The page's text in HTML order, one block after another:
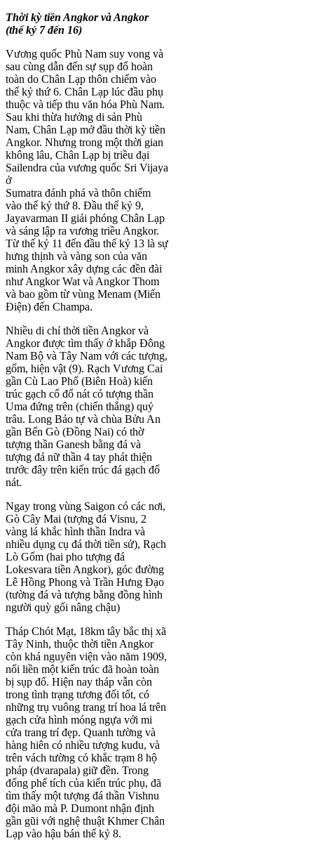
Thời kỳ tiền Angkor và Angkor
(thế kỷ 7 đến 16)
Vương quốc Phù Nam suy vong và
sau cùng dẫn đến sự sụp đổ hoàn
toàn do Chân Lạp thôn chiếm vào
thế kỷ thứ 6. Chân Lạp lúc đầu phụ
thuộc và tiếp thu văn hóa Phù Nam.
Sau khi thừa hưởng di sản Phù
Nam, Chân Lạp mở đầu thời kỳ tiền
Angkor. Nhưng trong một thời gian
không lâu, Chân Lạp bị triều đại
Sailendra của vương quốc Sri Vijaya
ở
Sumatra đánh phá và thôn chiếm
vào thế kỷ thứ 8. Đầu thế kỷ 9,
Jayavarman II giải phóng Chân Lạp
và sáng lập ra vương triều Angkor.
Từ thế kỷ 11 đến đầu thế kỷ 13 là sự
hưng thịnh và vàng son của văn
minh Angkor xây dựng các đền đài
như Angkor Wat và Angkor Thom
và bao gồm từ vùng Menam (Miến
Điện) đến Champa.
Nhiều di chỉ thời tiền Angkor và
Angkor được tìm thấy ở khắp Đông
Nam Bộ và Tây Nam với các tượng,
gốm, hiện vật (9). Rạch Vương Cai
gần Cù Lao Phố (Biên Hoà) kiến
trúc gạch cổ đổ nát có tượng thần
Uma đứng trên (chiến thắng) quỷ
trâu. Long Bảo tự và chùa Bửu An
gần Bến Gò (Đồng Nai) có thờ
tượng thần Ganesh bằng đá và
tượng đá nữ thần 4 tay phát thiện
trước đây trên kiến trúc đá gạch đổ
nát.
Ngay trong vùng Saigon có các nơi,
Gò Cây Mai (tượng đá Visnu, 2
vàng lá khắc hình thần Indra và
nhiều dụng cụ đá thời tiền sử), Rạch
Lò Gốm (hai pho tượng đá
Lokesvara tiền Angkor), góc đường
Lê Hồng Phong và Trần Hưng Đạo
(tường đá và tượng bằng đồng hình
người quỳ gối nâng chậu)
Tháp Chót Mạt, 18km tây bắc thị xã
Tây Ninh, thuộc thời tiền Angkor
còn khá nguyên viện vào năm 1909,
nối liền một kiến trúc đã hoàn toàn
bị sụp đổ. Hiện nay tháp vẫn còn
trong tình trạng tương đối tốt, có
những trụ vuông trang trí hoa lá trên
gạch cửa hình móng ngựa với mi
cửa trang trí đẹp. Quanh tường và
hàng hiên có nhiều tượng kudu, và
trên vách tường có khắc trạm 8 hộ
pháp (dvarapala) giữ đền. Trong
đống phế tích của kiến trúc phụ, đã
tìm thấy một tượng đá thần Vishnu
đội mão mà P. Dumont nhận định
gần gũi với nghệ thuật Khmer Chân
Lạp vào hậu bán thế kỷ 8.